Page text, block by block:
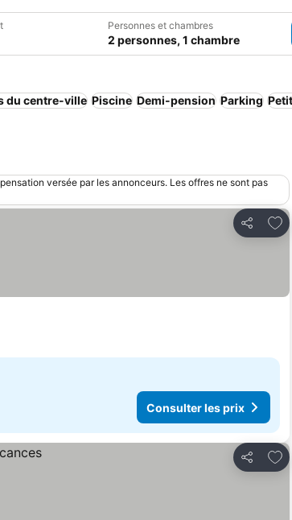
Personnes et chambres
2 personnes, 1 chambre
du centre-ville Piscine Demi-pension Parking
versée par les annonceurs. Les offres ne sont pas
Partager
Consulter les prix
Partager